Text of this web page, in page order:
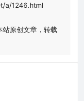
a/1246.html
站原创文章，转载